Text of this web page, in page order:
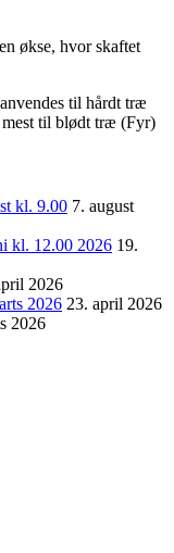
økse, hvor skaftet
til hårdt træ
mest til blødt træ (Fyr)
kl. 9.00 7. august
kl. 12.00 2026 19.
2026
2026 23. april 2026
2026